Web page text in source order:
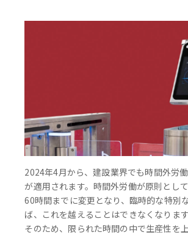
2024年4月から、建設業界でも時間外労
が適用されます。時間外労働が原則とし
60時間までに変更となり、臨時的な特別
ば、これを越えることはできなくなります
そのため、限られた時間の中で生産性を